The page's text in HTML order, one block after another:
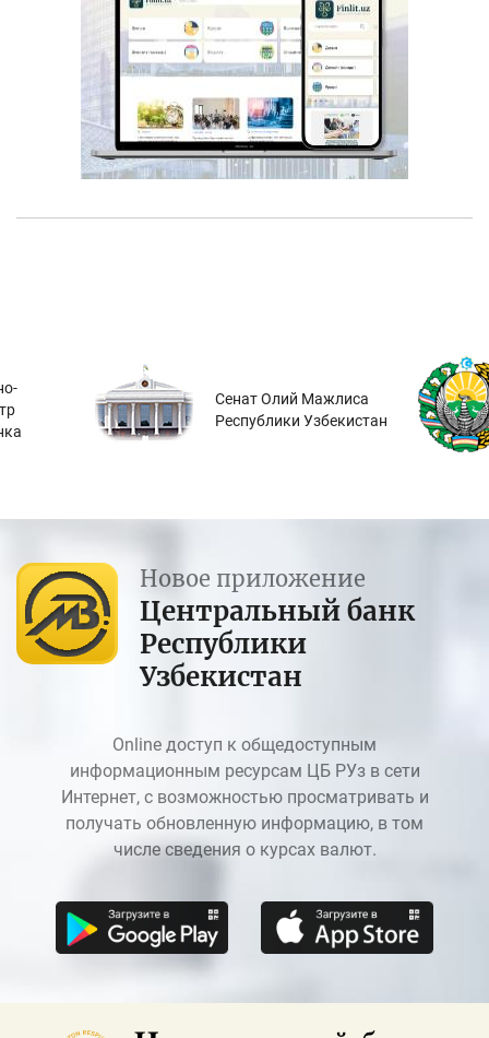
Сенат Олий Мажлиса
Республики Узбекистан
Новое приложение
Центральный банк
Республики
Узбекистан
Online доступ к общедоступным
информационным ресурсам ЦБ РУз в сети
Интернет, с возможностью просматривать и
получать обновленную информацию, в том
числе сведения о курсах валют.